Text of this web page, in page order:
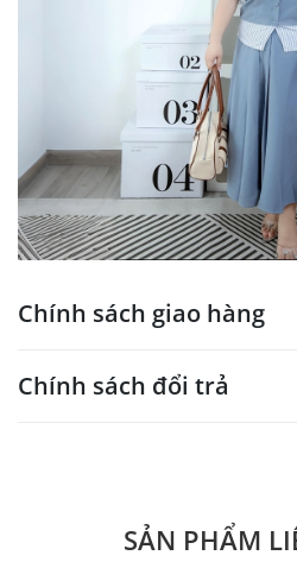
Chính sách giao hàng
Xin mời nhập nội dungtại đây
Chính sách đổi trả
SẢN PHẨM